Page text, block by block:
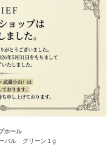
ホール
バル グリーン１g